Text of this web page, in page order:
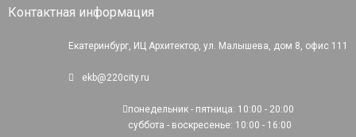
Контактная информация
Екатеринбург, ИЦ Архитектор, ул. Малышева, дом 8, офис 111
ekb@220city.ru
понедельник - пятница: 10:00 - 20:00
суббота - воскресенье: 10:00 - 16:00